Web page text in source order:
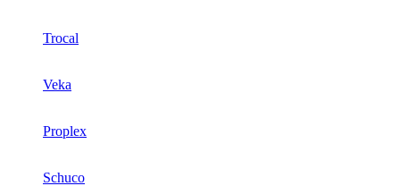
Trocal
Veka
Proplex
Schuco